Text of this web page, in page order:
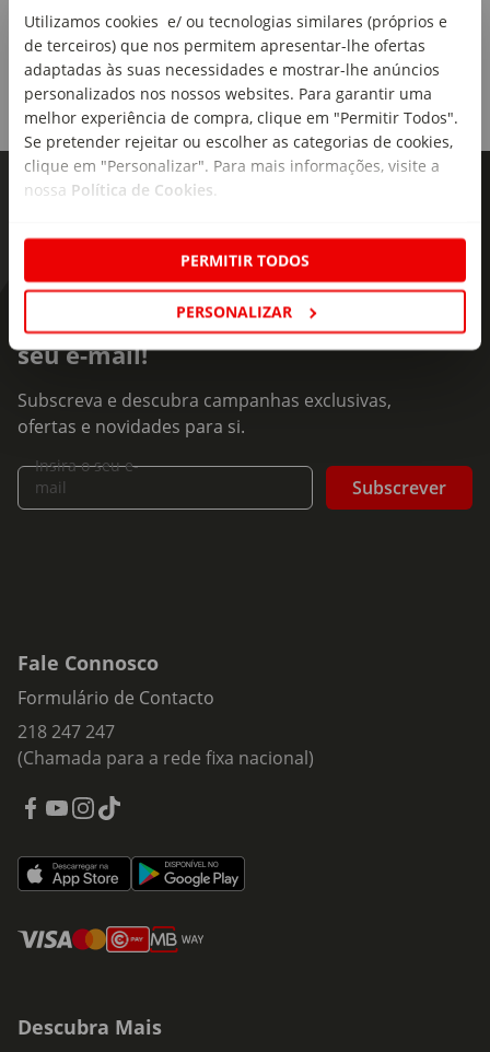
Utilizamos cookies e/ ou tecnologias similares (próprios e
de terceiros) que nos permitem apresentar-lhe ofertas
adaptadas às suas necessidades e mostrar-lhe anúncios
personalizados nos nossos websites. Para garantir uma
melhor experiência de compra, clique em "Permitir Todos".
Se pretender rejeitar ou escolher as categorias de cookies,
clique em "Personalizar". Para mais informações, visite a
nossa Política de Cookies.
PERMITIR TODOS
PERSONALIZAR
Cor:
Branco
Material:
Mola contínua multielástic, feltro, têxtil NT, fibras
hipoalergénicas, poliéster reciclado, tecido stretch com
comportamento optigrade.
Firm Essential
Tecnologia:
Capacidade Térmica:
Hipoalergénico:
Anti-Ácaros:
As novidades mais frescas no
seu e-mail!
Subscreva e descubra campanhas exclusivas,
ofertas e novidades para si.
Insira o seu e-
mail
Subscrever
Fale Connosco
Formulário de Contacto
218 247 247
(Chamada para a rede fixa nacional)
Descubra Mais